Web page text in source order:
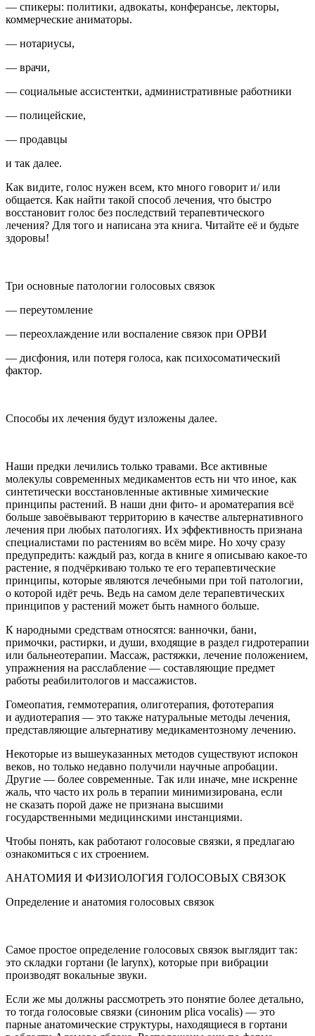
— спикеры: политики, адвокаты, конферансье, лекторы,
коммерческие аниматоры.
— нотариусы,
— врачи,
— социальные ассистентки, административные работники
— полицейские,
— продавцы
и так далее.
Как видите, голос нужен всем, кто много говорит и/ или
общается. Как найти такой способ лечения, что быстро
восстановит голос без последствий терапевтического
лечения? Для того и написана эта книга. Читайте её и будьте
здоровы!
Три основные патологии голосовых связок
— переутомление
— переохлаждение или воспаление связок при ОРВИ
— дисфония, или потеря голоса, как психосоматический
фактор.
Способы их лечения будут изложены далее.
Наши предки лечились только травами. Все активные
молекулы современных медикаментов есть ни что иное, как
синтетически восстановленные активные химические
принципы растений. В наши дни фито- и ароматерапия всё
больше завоёвывают территорию в качестве альтернативного
лечения при любых патологиях. Их эффективность признана
специалистами по растениям во всём мире. Но хочу сразу
предупредить: каждый раз, когда в книге я описываю какое-то
растение, я подчёркиваю только те его терапевтические
принципы, которые являются лечебными при той патологии,
о которой идёт речь. Ведь на самом деле терапевтических
принципов у растений может быть намного больше.
К народными средствам относятся: ванночки, бани,
примочки, растирки, и души, входящие в раздел гидротерапии
или бальнеотерапии. Массаж, растяжки, лечение положением,
упражнения на расслабление — составляющие предмет
работы реабилитологов и массажистов.
Гомеопатия, геммотерапия, олиготерапия, фототерапия
и аудиотерапия — это также натуральные методы лечения,
представляющие альтернативу медикаментозному лечению.
Некоторые из вышеуказанных методов существуют испокон
веков, но только недавно получили научные апробации.
Другие — более современные. Так или иначе, мне искренне
жаль, что часто их роль в терапии минимизирована, если
не сказать порой даже не признана высшими
государственными медицинскими инстанциями.
Чтобы понять, как работают голосовые связки, я предлагаю
ознакомиться с их строением.
АНАТОМИЯ И ФИЗИОЛОГИЯ ГОЛОСОВЫХ СВЯЗОК
Определение и анатомия голосовых связок
Самое простое определение голосовых связок выглядит так:
это складки гортани (le larynx), которые при вибрации
производят вокальные звуки.
Если же мы должны рассмотреть это понятие более детально,
то тогда голосовые связки (синоним plica vocalis) — это
парные анатомические структуры, находящиеся в гортани